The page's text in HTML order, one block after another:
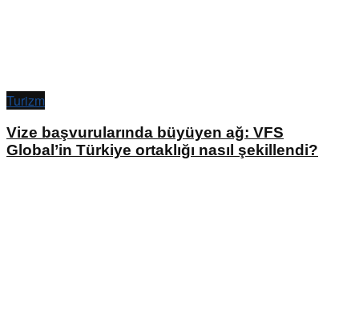
Turizm
Vize başvurularında büyüyen ağ: VFS
Global’in Türkiye ortaklığı nasıl şekillendi?